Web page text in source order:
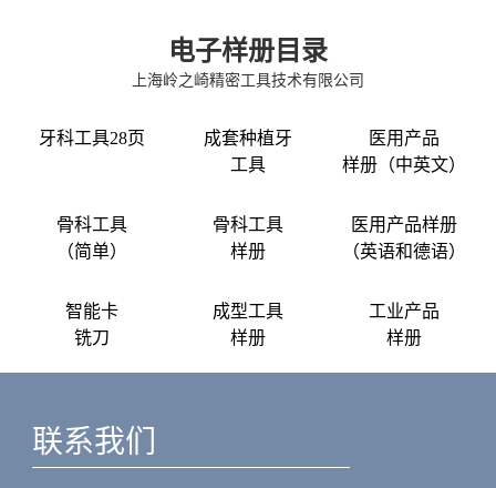
电子样册目录
上海岭之崎精密工具技术有限公司
牙科工具28页
成套种植牙
工具
医用产品
样册（中英文）
骨科工具
（简单）
骨科工具
样册
医用产品样册
（英语和德语）
智能卡
铣刀
成型工具
样册
工业产品
样册
联系我们